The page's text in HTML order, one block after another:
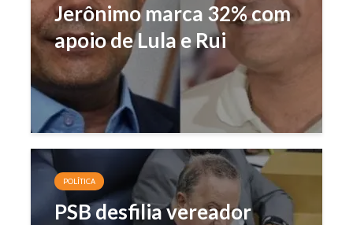
Jerônimo marca 32% com
apoio de Lula e Rui
POLÍTICA
PSB desfilia vereador